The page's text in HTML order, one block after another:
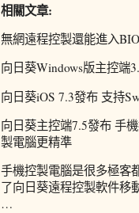
相關文章:
無網遠程控製還能進入
向日葵Windows版主控端
向日葵iOS 7.3發布 支持
向日葵主控端7.5發布 手
製電腦更精準
手機控製電腦是很多極客
了向日葵遠程控製軟件移
…